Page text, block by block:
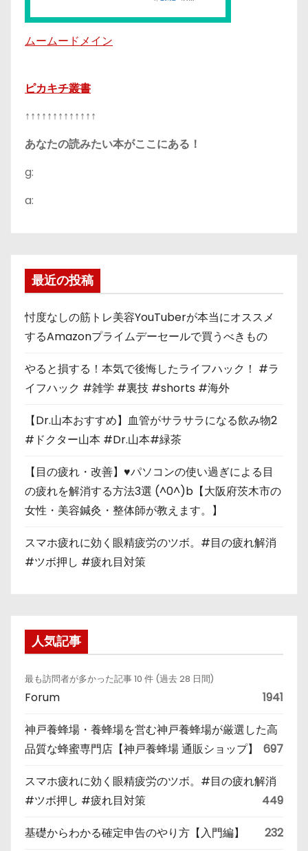
ムームードメイン
ピカキチ叢書
↑↑↑↑↑↑↑↑↑↑↑↑↑
あなたの読みたい本がここにある！
g:
a:
最近の投稿
忖度なしの筋トレ美容YouTuberが本当にオススメ
するAmazonプライムデーセールで買うべきもの
やると損する！本気で後悔したライフハック！ #ラ
イフハック #雑学 #裏技 #shorts #海外
【Dr.山本おすすめ】血管がサラサラになる飲み物2
#ドクター山本 #Dr.山本#緑茶
【目の疲れ・改善】♥パソコンの使い過ぎによる目
の疲れを解消する方法3選 (^0^)b【大阪府茨木市の
女性・美容鍼灸・整体師が教えます。】
スマホ疲れに効く眼精疲労のツボ。#目の疲れ解消
#ツボ押し #疲れ目対策
人気記事
最も訪問者が多かった記事 10 件 (過去 28 日間)
Forum 1941
神戸養蜂場・養蜂場を営む神戸養蜂場が厳選した高
品質な蜂蜜専門店【神戸養蜂場 通販ショップ】
697
スマホ疲れに効く眼精疲労のツボ。#目の疲れ解消
#ツボ押し #疲れ目対策
449
基礎からわかる確定申告のやり方【入門編】 232